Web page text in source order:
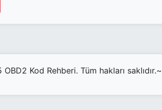
Kod Rehberi. Tüm hakları saklıdır.~